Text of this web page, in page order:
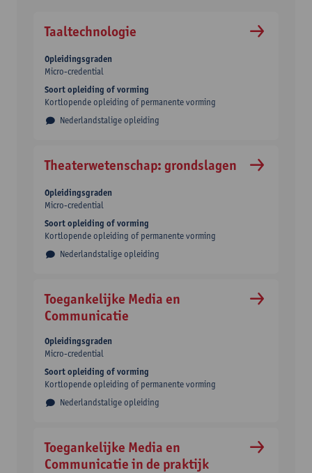
Taaltechnologie
Nederlandstalige opleiding
Opleidingsgraden
Micro-credential
Soort opleiding of vorming
Kortlopende opleiding of permanente vorming
Theaterwetenschap: grondslagen
Nederlandstalige opleiding
Opleidingsgraden
Micro-credential
Soort opleiding of vorming
Kortlopende opleiding of permanente vorming
Toegankelijke Media en
Communicatie
Nederlandstalige opleiding
Opleidingsgraden
Micro-credential
Soort opleiding of vorming
Kortlopende opleiding of permanente vorming
Toegankelijke Media en
Communicatie in de praktijk